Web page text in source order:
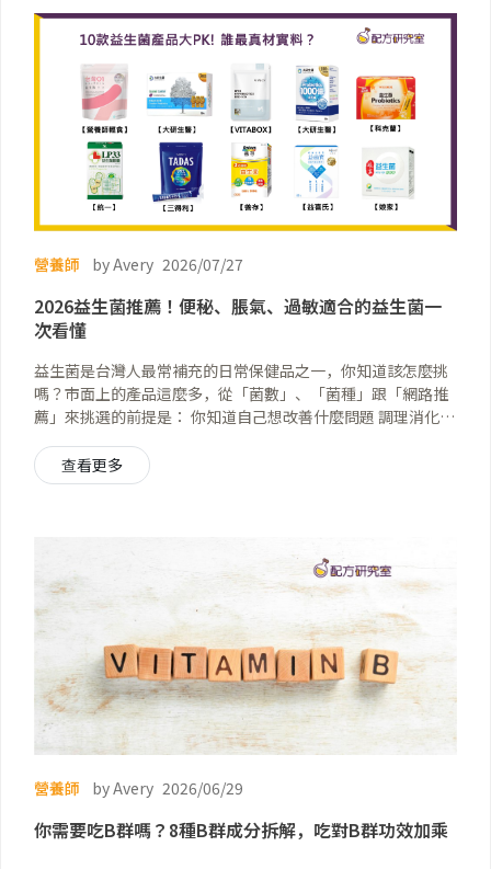
營養師 by Avery 2026/07/27
2026益生菌推薦！便秘、脹氣、過敏適合的益生菌一
次看懂
益生菌是台灣人最常補充的日常保健品之一，你知道該怎麼挑
嗎？市面上的產品這麼多，從「菌數」、「菌種」跟「網路推
薦」來挑選的前提是： 你知道自己想改善什麼問題 調理消化道
方角度出發，才能真正破解行銷話術，挑到適合自己的產品！
查看更多
營養師 by Avery 2026/06/29
你需要吃B群嗎？8種B群成分拆解，吃對B群功效加乘